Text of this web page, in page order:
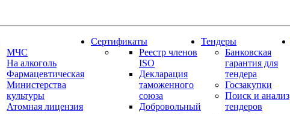
МЧС
На алкоголь
Фармацевтическая
Министерства
культуры
Атомная лицензия
Сертификаты
Реестр членов
ISO
Декларация
таможенного
союза
Добровольный
Тендеры
Банковская
гарантия для
тендера
Госзакупки
Поиск и анализ
тендеров